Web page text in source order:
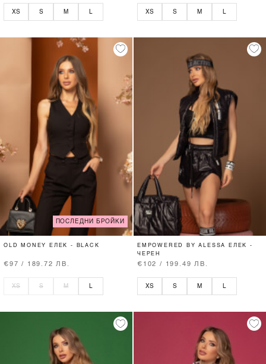
XS S M XS S M
ПОСЛЕДНИ БРОЙКИ
OLD MONEY ЕЛЕК - BLACK
€97 / 189.72 ЛВ.
XS S M L
EMPOWERED BY ALESSA ЕЛЕК -
ЧЕРЕН
€102 / 199.49 ЛВ.
XS S M L